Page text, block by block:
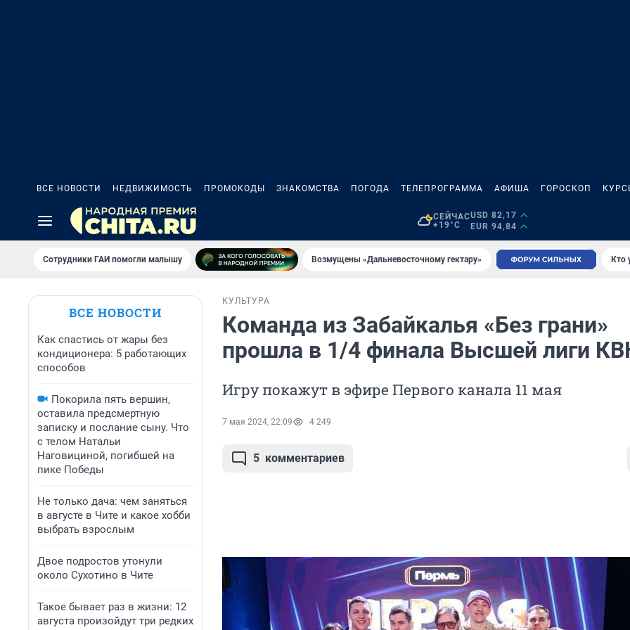
ВСЕ НОВОСТИ НЕДВИЖИМОСТЬ ПРОМОКОДЫ ЗНАКОМСТВА ПОГОДА ТЕЛЕПРОГРАММА АФИША ГОРОСКОП
СЕЙЧАС
+19°C
USD 82,17
EUR 94,84
Сотрудники ГАИ помогли малышу Возмущены «Дальневосточному гектару» Кто
ВСЕ НОВОСТИ
Как спастись от жары без
кондиционера: 5 работающих
способов
Покорила пять вершин,
оставила предсмертную
записку и послание сыну. Что
с телом Натальи
Наговициной, погибшей на
пике Победы
Не только дача: чем заняться
в августе в Чите и какое хобби
выбрать взрослым
Двое подростов утонули
около Сухотино в Чите
Такое бывает раз в жизни: 12
августа произойдут три редких
КУЛЬТУРА
Команда из Забайкалья «Без грани»
прошла в 1/4 финала Высшей лиги
Игру покажут в эфире Первого канала 11 мая
7 мая 2024, 22:09 4 249
5 комментариев